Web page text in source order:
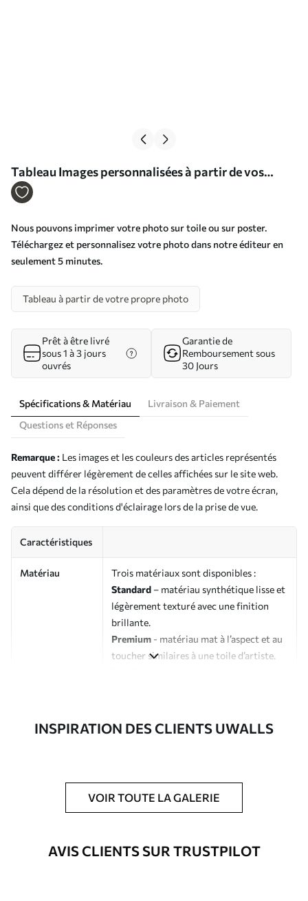
Tableau Images personnalisées à partir de vos
photos de mariage Nr s33331
Nous pouvons imprimer votre photo sur toile ou sur poster.
Téléchargez et personnalisez votre photo dans notre éditeur en
seulement 5 minutes.
Tableau à partir de votre propre photo
Prêt à être livré
sous 1 à 3 jours
ouvrés
Garantie de
Remboursement sous
30 Jours
Spécifications & Matériau
Livraison & Paiement
Questions et Réponses
Remarque : Les images et les couleurs des articles représentés
peuvent différer légèrement de celles affichées sur le site web.
Cela dépend de la résolution et des paramètres de votre écran,
ainsi que des conditions d'éclairage lors de la prise de vue.
Caractéristiques
Matériau
Trois matériaux sont disponibles :
Standard – matériau synthétique lisse et
légèrement texturé avec une finition
brillante.
Premium - matériau mat à l’aspect et au
toucher similaires à une toile d’artiste.
Possibilité d'ajouter un vernis
protecteur pour renforcer la durabilité
du tableau.
Matériaux disponibles
INSPIRATION DES CLIENTS UWALLS
VOIR TOUTE LA GALERIE
AVIS CLIENTS SUR TRUSTPILOT